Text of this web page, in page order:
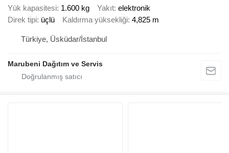
Yük kapasitesi 1.600 kg Yakıt elektronik
Direk tipi üçlü Kaldırma yüksekliği 4,825 m
Türkiye, Üsküdar/İstanbul
Marubeni Dağıtım ve Servis